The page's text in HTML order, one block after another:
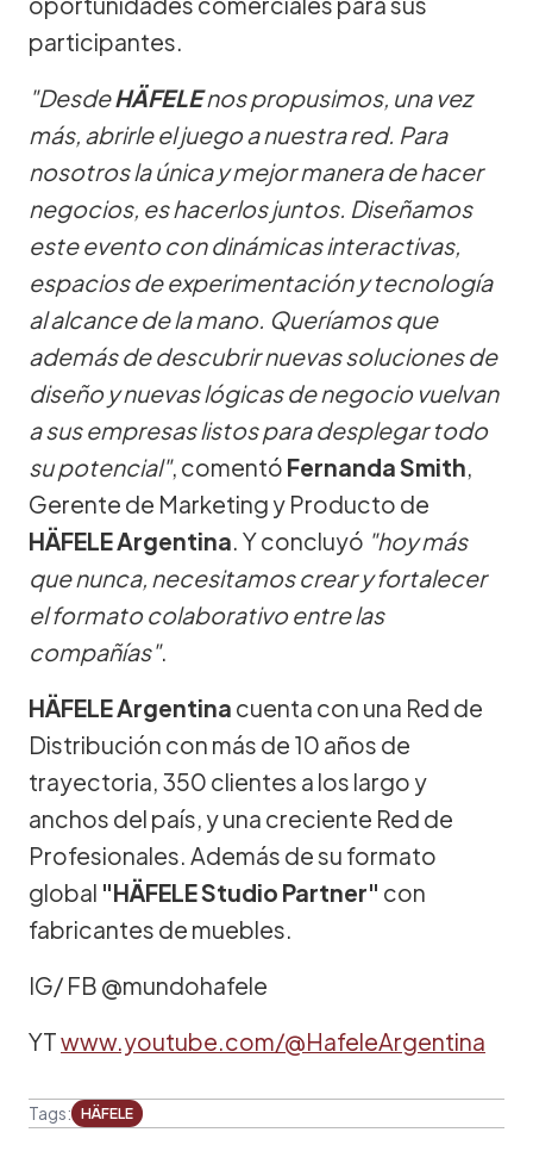
participantes.
"DesdeHÄFELEnos propusimos, una vez
más, abrirle el juego a nuestra red. Para
nosotros la única y mejor manera de hacer
negocios, es hacerlos juntos. Diseñamos
este evento con dinámicas interactivas,
espacios de experimentación y tecnología
al alcance de la mano. Queríamos que
además de descubrir nuevas soluciones de
diseño y nuevas lógicas de negocio vuelvan
a sus empresas listos para desplegar todo
su potencial", comentó Fernanda Smith,
Gerente de Marketing y Producto de
HÄFELE Argentina. Y concluyó "hoy más
que nunca, necesitamos crear y fortalecer
el formato colaborativo entre las
compañías".
HÄFELE Argentina cuenta con una Red de
Distribución con más de 10 años de
trayectoria, 350 clientes a los largo y
anchos del país, y una creciente Red de
Profesionales. Además de su formato
global "HÄFELE Studio Partner" con
fabricantes de muebles.
IG/ FB @mundohafele
YTwww.youtube.com/@HafeleArgentina
Tags: HÄFELE